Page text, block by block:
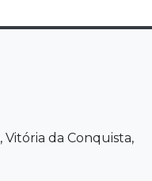
Vitória da Conquista,